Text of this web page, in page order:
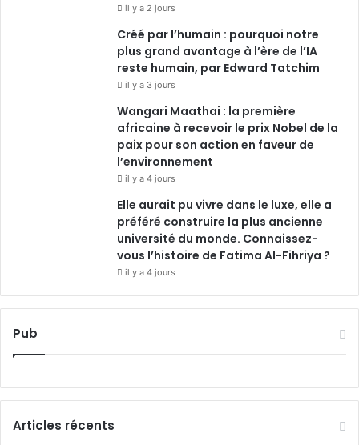
il y a 2 jours
Créé par l’humain : pourquoi notre
plus grand avantage à l’ère de l’IA
reste humain, par Edward Tatchim
il y a 3 jours
Wangari Maathai : la première
africaine à recevoir le prix Nobel de la
paix pour son action en faveur de
l’environnement
il y a 4 jours
Elle aurait pu vivre dans le luxe, elle a
préféré construire la plus ancienne
université du monde. Connaissez-
vous l’histoire de Fatima Al-Fihriya ?
il y a 4 jours
Pub
Articles récents